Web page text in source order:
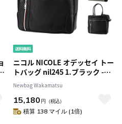
ニコル NICOLE オデッセイ トー
トバッグ nil245 1.ブラック -01
メンズ
Newbag Wakamatsu
15,180 円 （税込）
積算 138 マイル (1倍)